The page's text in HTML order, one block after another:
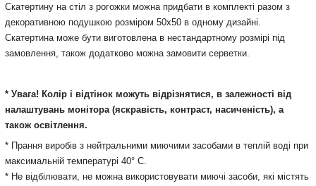
Скатертину на стіл з рогожки можна придбати в комплекті разом з
декоративною подушкою розміром 50х50 в одному дизайні.
Скатертина може бути виготовлена в нестандартному розмірі під
замовлення, також додатково можна замовити серветки.
* Увага! Колір і відтінок можуть відрізнятися, в залежності від
налаштувань монітора (яскравість, контраст, насиченість), а
також освітлення.
* Прання виробів з нейтральними миючими засобами в теплій воді при
максимальній температурі 40° С.
* Не відбілювати, не можна використовувати миючі засоби, які містять